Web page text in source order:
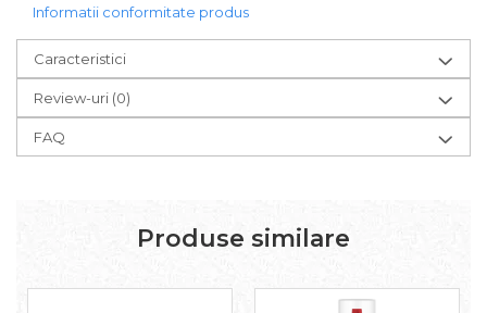
Informatii conformitate produs
Caracteristici
Review-uri (0)
FAQ
Produse similare